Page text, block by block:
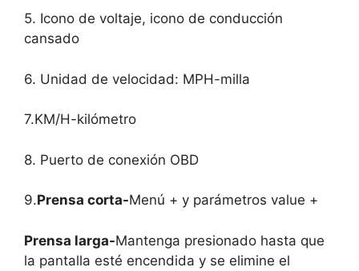
5. Icono de voltaje, icono de conducción
cansado
6. Unidad de velocidad: MPH-milla
7.KM/H-kilómetro
8. Puerto de conexión OBD
9.Prensa corta-Menú + y parámetros value +
Prensa larga-Mantenga presionado hasta que
la pantalla esté encendida y se elimine el